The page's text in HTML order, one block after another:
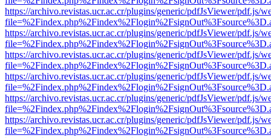
https://archivo.revistas.ucr.ac.cr/plugins/generic/pdfJsViewer/pdf.js/
https://archivo.revistas.ucr.ac.cr/plugins/generic/pdfJsViewer/pdf.js/
https://archivo.revistas.ucr.ac.cr/plugins/generic/pdfJsViewer/pdf.js/
https://archivo.revistas.ucr.ac.cr/plugins/generic/pdfJsViewer/pdf.js/
https://archivo.revistas.ucr.ac.cr/plugins/generic/pdfJsViewer/pdf.js/
https://archivo.revistas.ucr.ac.cr/plugins/generic/pdfJsViewer/pdf.js/